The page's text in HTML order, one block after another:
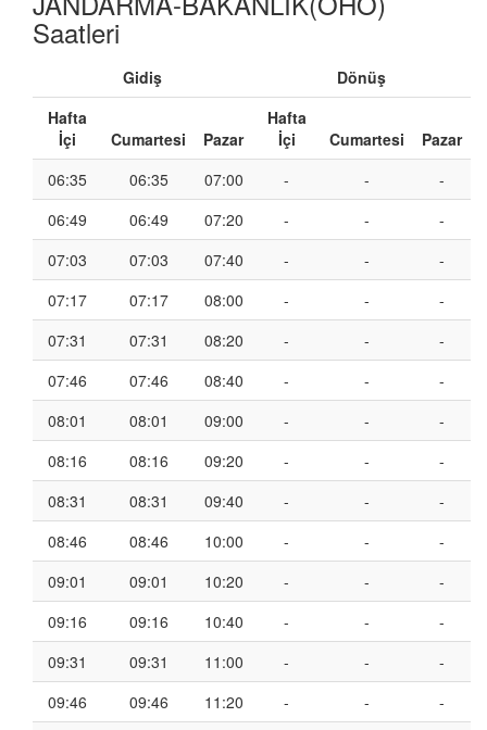
Saatleri
Gidiş
Dönüş
Hafta
İçi
Cumartesi Pazar
Hafta
İçi
Cumartesi
Pazar
06:35
06:35 07:00 - -
-
06:49
06:49 07:20 - -
-
07:03
07:03 07:40 - -
-
07:17
07:17 08:00 - -
-
07:31
07:31 08:20 - -
-
07:46
07:46 08:40 - -
-
08:01
08:01 09:00 - -
-
08:16
08:16 09:20 - -
-
08:31
08:31 09:40 - -
-
08:46
08:46 10:00 - -
-
09:01
09:01 10:20 - -
-
09:16
09:16 10:40 - -
-
09:31
09:31 11:00 - -
-
09:46
09:46 11:20 - -
-